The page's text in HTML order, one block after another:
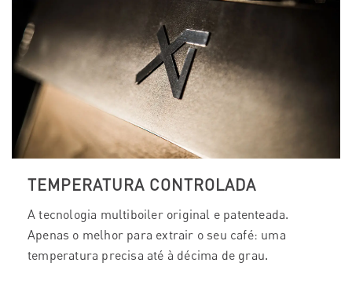
TEMPERATURA CONTROLADA
A tecnologia multiboiler original e patenteada.
Apenas o melhor para extrair o seu café: uma
temperatura precisa até à décima de grau.